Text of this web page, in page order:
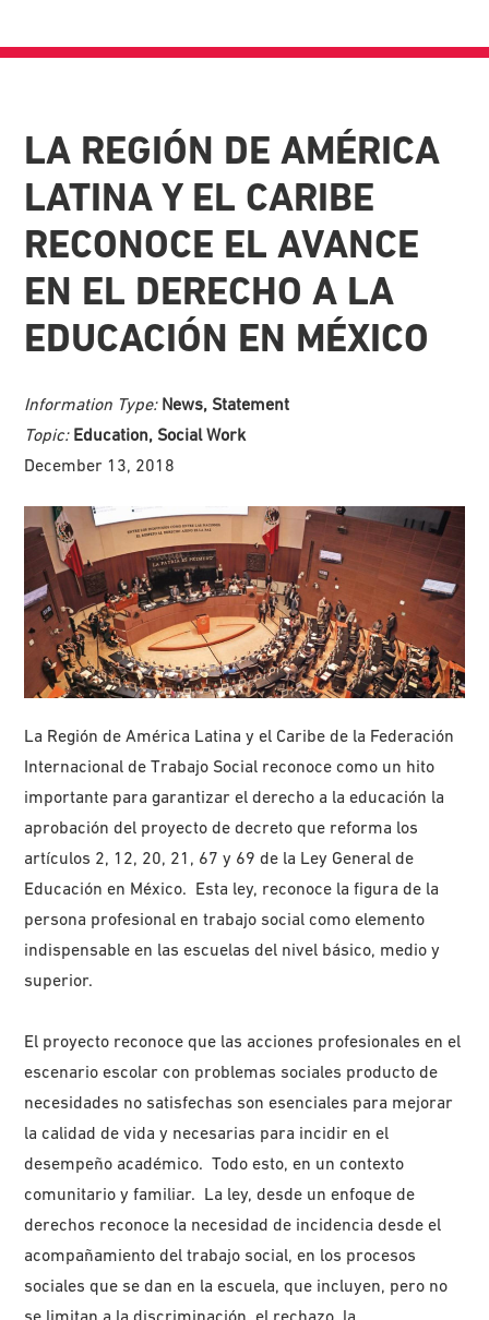
LA REGIÓN DE AMÉRICA
LATINA Y EL CARIBE
RECONOCE EL AVANCE
EN EL DERECHO A LA
EDUCACIÓN EN MÉXICO
Information Type: News, Statement
Topic: Education, Social Work
December 13, 2018
La Región de América Latina y el Caribe de la Federación
Internacional de Trabajo Social reconoce como un hito
importante para garantizar el derecho a la educación la
aprobación del proyecto de decreto que reforma los
artículos 2, 12, 20, 21, 67 y 69 de la Ley General de
Educación en México. Esta ley, reconoce la figura de la
persona profesional en trabajo social como elemento
indispensable en las escuelas del nivel básico, medio y
superior.
El proyecto reconoce que las acciones profesionales en el
escenario escolar con problemas sociales producto de
necesidades no satisfechas son esenciales para mejorar
la calidad de vida y necesarias para incidir en el
desempeño académico. Todo esto, en un contexto
comunitario y familiar. La ley, desde un enfoque de
derechos reconoce la necesidad de incidencia desde el
acompañamiento del trabajo social, en los procesos
sociales que se dan en la escuela, que incluyen, pero no
se limitan a la discriminación, el rechazo, la